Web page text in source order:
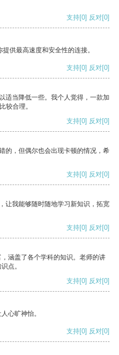
支持[0] 反对[0]
供最高速度和安全性的连接。
支持[0] 反对[0]
适当降低一些。我个人觉得，一款加
较合理。
支持[0] 反对[0]
的，但偶尔也会出现卡顿的情况，希
支持[0] 反对[0]
让我能够随时随地学习新知识，拓宽
支持[0] 反对[0]
涵盖了各个学科的知识。老师的讲
点。
支持[0] 反对[0]
心旷神怡。
支持[0] 反对[0]